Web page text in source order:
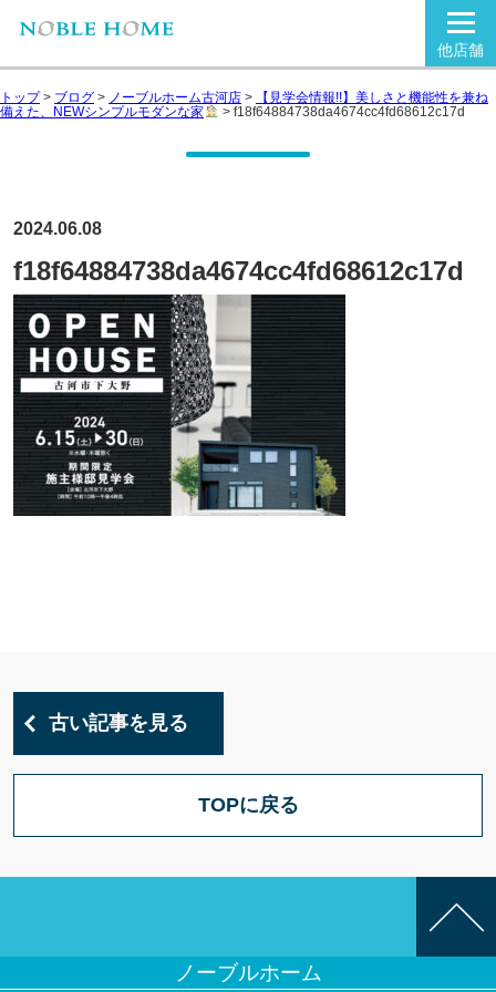
他店舗
トップ> ブログ > ノーブルホーム古河店 >
【見学会情報!!】美しさと機能性を兼ね
備えた、NEWシンプルモダンな家
> f18f64884738da4674cc4fd68612c17d
2024.06.08
f18f64884738da4674cc4fd68612c17d
古い記事を見る
TOPに戻る
ノーブルホーム